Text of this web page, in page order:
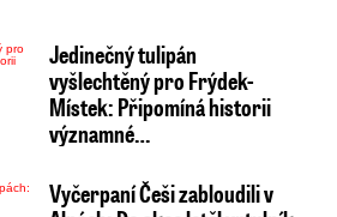
Jedinečný tulipán
vyšlechtěný pro Frýdek-
Místek: Připomíná historii
významné…
Vyčerpaní Češi zabloudili v